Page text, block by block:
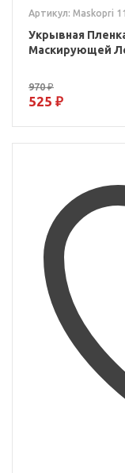
Артикул: Maskopri
Укрывная
Маскирующей
970 ₽
525 ₽